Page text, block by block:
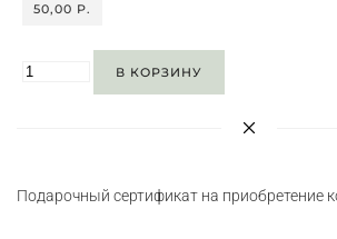
50,00 P.
В КОРЗИНУ
Подарочный сертификат на приобретение